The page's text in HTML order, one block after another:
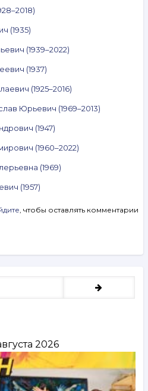
(1935)
(1939–2022)
(1937)
(1925–2016)
Юрьевич (1969–2013)
(1947)
(1960–2022)
(1969)
(1957)
, чтобы оставлять комментарии
2026